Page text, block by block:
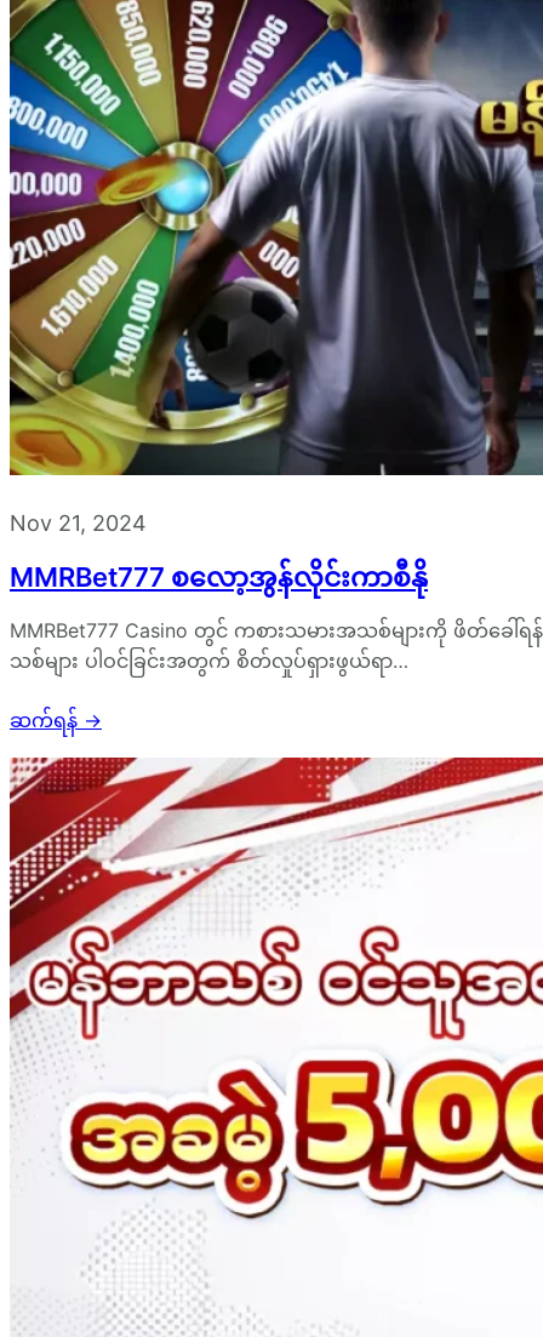
Nov 21, 2024
MMRBet777 စလော့အွန်လိုင်းကာစီနို
MMRBet777 Casino တွင် ကစားသမားအသစ်များကို ဖိတ်
သစ်များ ပါဝင်ခြင်းအတွက် စိတ်လှုပ်ရှားဖွယ်ရာ…
ဆက်ရန် →